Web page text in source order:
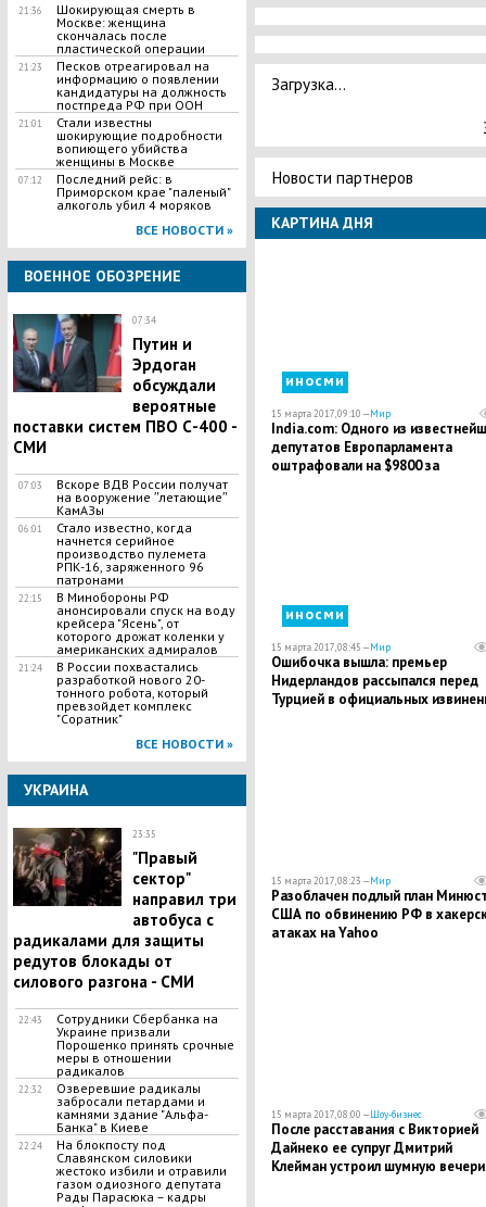
21:36
​Шокирующая смерть в
Москве: женщина
скончалась после
пластической операции
21:23
Песков отреагировал на
информацию о появлении
кандидатуры на должность
постпреда РФ при ООН
21:01
Стали известны
шокирующие подробности
вопиющего убийства
женщины в Москве
07:12
Последний рейс: в
Приморском крае "паленый"
алкоголь убил 4 моряков
ВСЕ НОВОСТИ »
ВОЕННОЕ ОБОЗРЕНИЕ
07:34
Путин и
Эрдоган
обсуждали
вероятные
поставки систем ПВО С-400 -
СМИ
07:03
Вскоре ВДВ России получат
на вооружение ʺлетающиеʺ
КамАЗы
06:01
Стало известно, когда
начнется серийное
производство пулемета
РПК-16, заряженного 96
патронами
22:15
В Минобороны РФ
анонсировали спуск на воду
крейсера "Ясень", от
которого дрожат коленки у
американских адмиралов
21:24
В России похвастались
разработкой нового 20-
тонного робота, который
превзойдет комплекс
"Соратник"
ВСЕ НОВОСТИ »
УКРАИНА
23:35
"Правый
сектор"
направил три
автобуса с
радикалами для защиты
редутов блокады от
силового разгона - СМИ
22:43
Сотрудники Сбербанка на
Украине призвали
Порошенко принять срочные
меры в отношении
радикалов
22:32
Озверевшие радикалы
забросали петардами и
камнями здание "Альфа-
Банка" в Киеве
22:24
На блокпосту под
Славянском силовики
жестоко избили и отравили
газом одиозного депутата
Рады Парасюка – кадры
Загрузка...
Новости партнеров
КАРТИНА ДНЯ
иносми
15 марта 2017, 09:10 —Мир
India.com: Одного из
депутатов Европарламента
оштрафовали на $9800 за
иносми
15 марта 2017, 08:45 —Мир
Ошибочка вышла: премьер
Нидерландов рассыпался перед
Турцией в официальных
15 марта 2017, 08:23 —Мир
Разоблачен подлый план
США по обвинению РФ в
атаках на Yahoo
15 марта 2017, 08:00 —Шоу-бизнес
После расставания с Викторией
Дайнеко ее супруг Дмитрий
Клейман устроил шумную